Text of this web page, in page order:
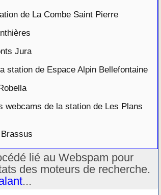
de La Combe Saint Pierre
Jura
station de Espace Alpin Bellefontaine
webcams de la station de Les Plans
lié au Webspam pour
des moteurs de recherche.
...